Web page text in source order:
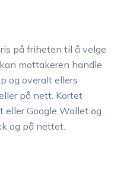
på friheten til å velge
mottakeren handle
og overalt ellers
på nett. Kortet
Google Wallet og
og på nettet.